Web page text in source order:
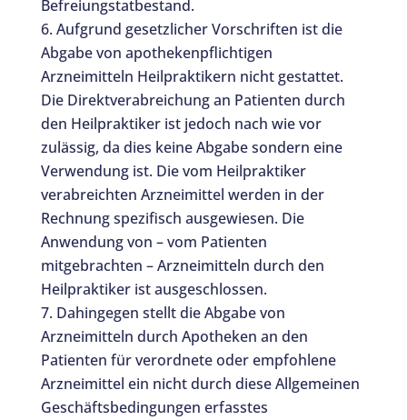
Befreiungstatbestand.
Aufgrund gesetzlicher Vorschriften ist die
Abgabe von apothekenpflichtigen
Arzneimitteln Heilpraktikern nicht gestattet.
Die Direktverabreichung an Patienten durch
den Heilpraktiker ist jedoch nach wie vor
zulässig, da dies keine Abgabe sondern eine
Verwendung ist. Die vom Heilpraktiker
verabreichten Arzneimittel werden in der
Rechnung spezifisch ausgewiesen. Die
Anwendung von – vom Patienten
mitgebrachten – Arzneimitteln durch den
Heilpraktiker ist ausgeschlossen.
Dahingegen stellt die Abgabe von
Arzneimitteln durch Apotheken an den
Patienten für verordnete oder empfohlene
Arzneimittel ein nicht durch diese Allgemeinen
Geschäftsbedingungen erfasstes